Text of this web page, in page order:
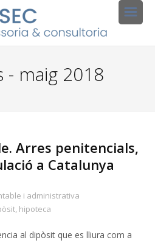
- maig 2018
Arres penitencials,
a Catalunya
i administrativa
, hipoteca
al dipòsit que es lliura com a